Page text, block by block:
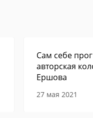
Сам себе
авторская
Ершова
27 мая 2021